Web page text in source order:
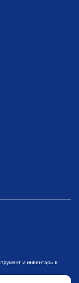
и инвентарь в
носит исключительно